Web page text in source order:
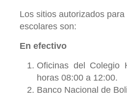
Los sitios autorizados
escolares son:
En efectivo
Oficinas del Colegio
horas 08:00 a 12:00.
Banco Nacional de